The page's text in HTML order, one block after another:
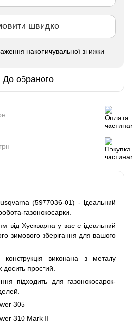
швидко
накопичувальної знижки
До обраного
(5977036-01) - ідеальний
газонокосарки.
від Хускварна у вас є ідеальний
зимового зберігання для вашого
виконана з металу
досить простий.
підходить для газонокосарок-
305
310 Mark II